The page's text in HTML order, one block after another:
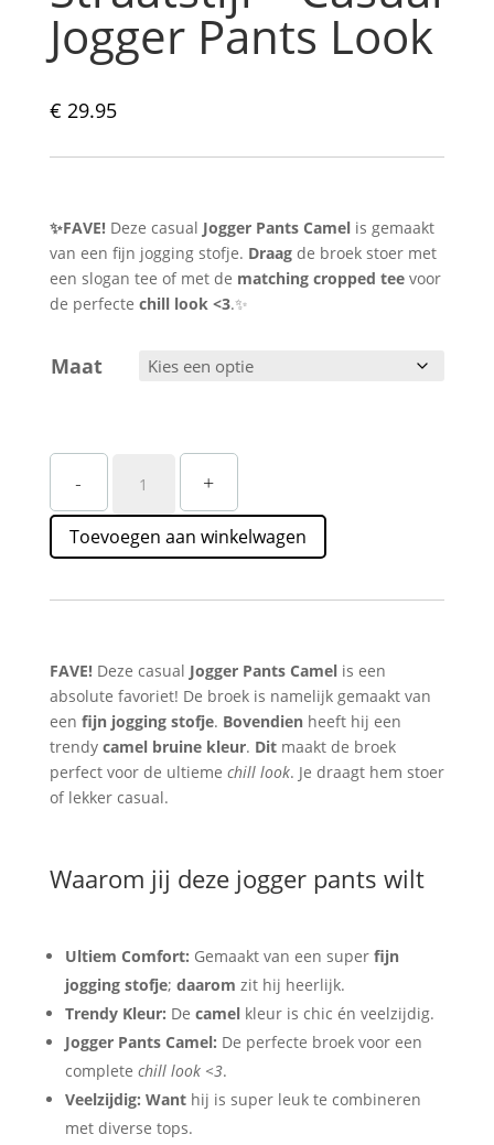
Jogger Pants Look
€ 29.95
✨FAVE!Deze casual Jogger Pants Camelis gemaakt
van een fijn jogging stofje. Draagde broek stoer met
een slogan tee of met de matching cropped teevoor
de perfecte chill look <3.✨
Maat
-
Joggingbroek
Straatstijl
–
Casual
aantal
+
Toevoegen aan winkelwagen
FAVE!Deze casual Jogger Pants Camelis een
absolute favoriet! De broek is namelijk gemaakt van
een fijn jogging stofje. Bovendienheeft hij een
trendy camel bruine kleur. Ditmaakt de broek
perfect voor de ultieme chill look. Je draagt hem stoer
of lekker casual.
Waarom jij deze jogger pants wilt
Ultiem Comfort: Gemaakt van een super fijn
jogging stofje; daarom zit hij heerlijk.
Trendy Kleur: De camelkleur is chic én veelzijdig.
Jogger Pants Camel: De perfecte broek voor een
complete chill look <3.
Veelzijdig: Wanthij is super leuk te combineren
met diverse tops.